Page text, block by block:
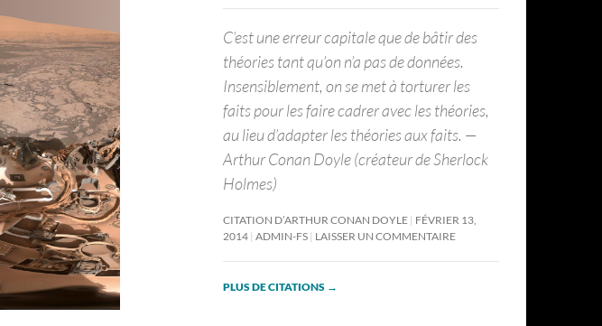
C’est une erreur capitale que de bâtir des
théories tant qu’on n’a pas de données.
Insensiblement, on se met à torturer les
faits pour les faire cadrer avec les théories,
au lieu d’adapter les théories aux faits. —
Arthur Conan Doyle (créateur de Sherlock
Holmes)
CITATION D’ARTHUR CONAN DOYLE FÉVRIER 13,
2014 ADMIN-FS LAISSER UN COMMENTAIRE
PLUS DE CITATIONS →